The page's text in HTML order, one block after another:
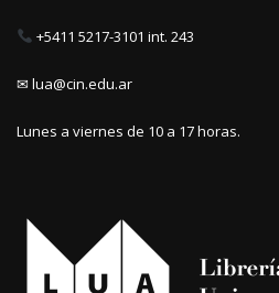
+5411 5217-3101 int. 243
✉ lua@cin.edu.ar
Lunes a viernes de 10 a 17 horas.